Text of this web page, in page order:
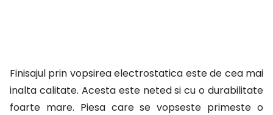
Finisajul prin vopsirea electrostatica este de cea mai
inalta calitate. Acesta este neted si cu o durabilitate
foarte mare. Piesa care se vopseste primeste o